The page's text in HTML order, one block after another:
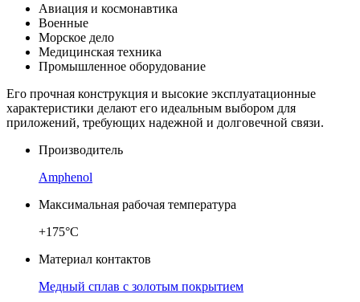
Авиация и космонавтика
Военные
Морское дело
Медицинская техника
Промышленное оборудование
Его прочная конструкция и высокие эксплуатационные
характеристики делают его идеальным выбором для
приложений, требующих надежной и долговечной связи.
Производитель
Amphenol
Максимальная рабочая температура
+175°C
Материал контактов
Медный сплав с золотым покрытием